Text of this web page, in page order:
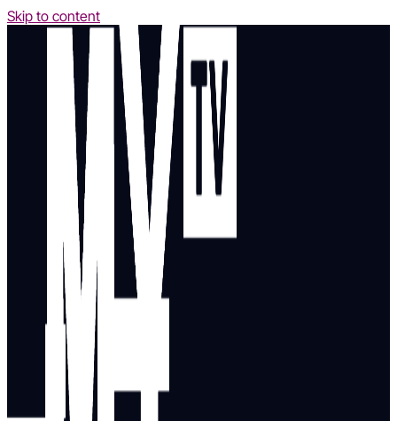
Skip to content